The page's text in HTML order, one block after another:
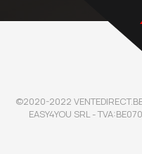
©2020-2022
EASY4YOU SRL -